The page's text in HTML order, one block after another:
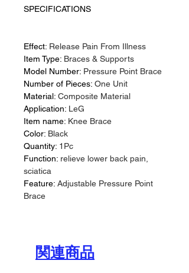
SPECIFICATIONS
Effect: Release Pain From Illness
Item Type: Braces & Supports
Model Number: Pressure Point Brace
Number of Pieces: One Unit
Material: Composite Material
Application: LeG
Item name: Knee Brace
Color: Black
Quantity: 1Pc
Function: relieve lower back pain,
sciatica
Feature: Adjustable Pressure Point
Brace
関連商品